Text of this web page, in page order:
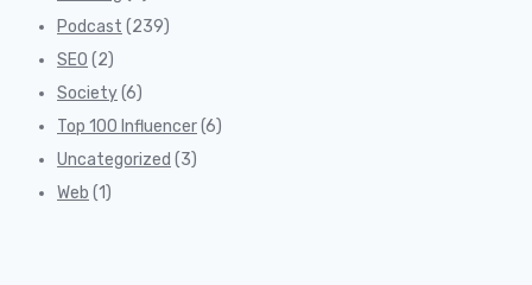
Podcast (239)
SEO (2)
Society(6)
Top 100 Influencer(6)
Uncategorized (3)
Web (1)